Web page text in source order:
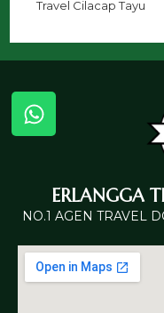
Travel Cilacap Tayu
ERLANGGA
NO.1 AGEN TRAVEL